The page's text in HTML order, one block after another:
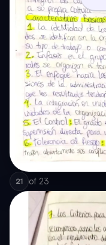
21 of 23